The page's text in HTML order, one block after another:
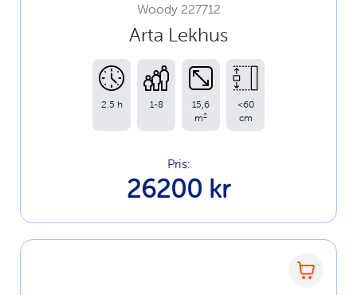
Woody 227712
Arta Lekhus
2.5 h 1-8
15,6
m2
<60
cm
Pris:
26200 kr